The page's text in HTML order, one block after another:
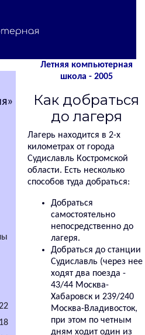
Летняя компьютерная
школа - 2005
Как добраться
до лагеря
Лагерь находится в 2-х
километрах от города
Судиславль Костромской
области. Есть несколько
способов туда добраться:
Добраться
самостоятельно
непосредственно до
лагеря.
Добраться до станции
Судиславль (через нее
ходят два поезда -
43/44 Москва-
Хабаровск и 239/240
Москва-Владивосток,
при этом по четным
дням ходит один из